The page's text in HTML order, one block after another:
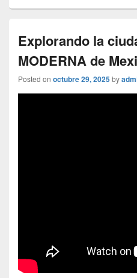
Explorando la
MODERNA de
Posted on octubre 29, 2025by